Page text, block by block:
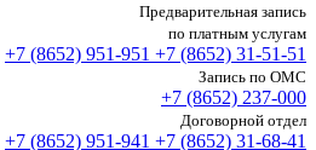
Предварительная запись
по платным услугам
+7 (8652) 951-951 +7 (8652) 31-51-51
Запись по ОМС
+7 (8652) 237-000
Договорной отдел
+7 (8652) 951-941 +7 (8652) 31-68-41